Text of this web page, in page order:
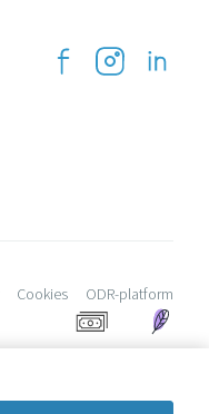
Cookies ODR-platform